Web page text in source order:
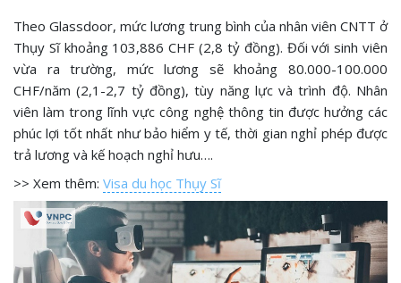
Theo Glassdoor, mức lương trung bình của nhân viên CNTT ở
Thụy Sĩ khoảng 103,886 CHF (2,8 tỷ đồng). Đối với sinh viên
vừa ra trường, mức lương sẽ khoảng 80.000-100.000
CHF/năm (2,1-2,7 tỷ đồng), tùy năng lực và trình độ. Nhân
viên làm trong lĩnh vực công nghệ thông tin được hưởng các
phúc lợi tốt nhất như bảo hiểm y tế, thời gian nghỉ phép được
trả lương và kế hoạch nghỉ hưu….
>> Xem thêm: Visa du học Thụy Sĩ